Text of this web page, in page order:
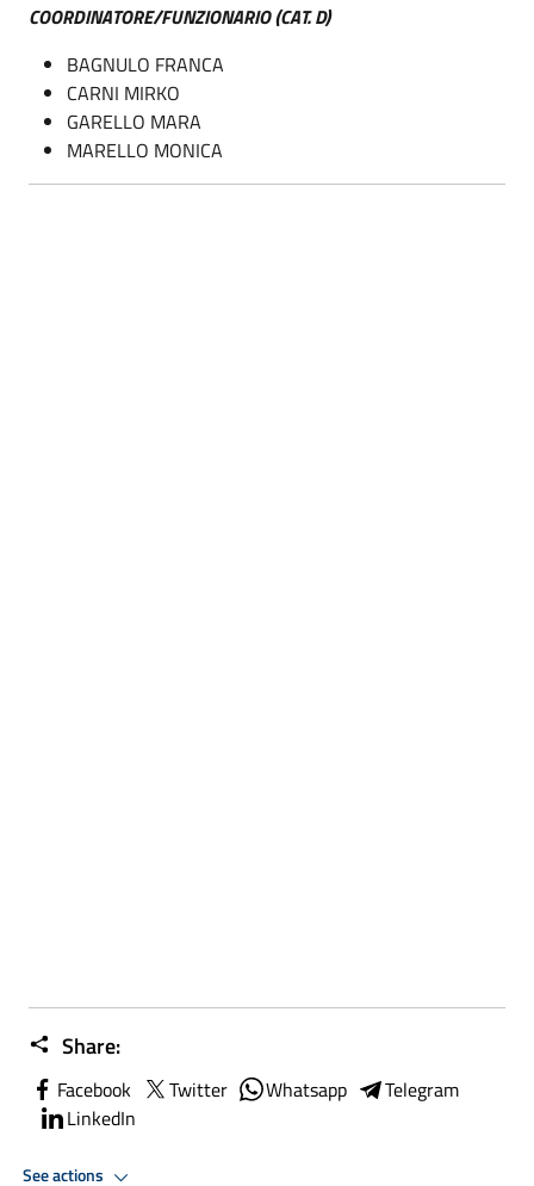
COORDINATORE/FUNZIONARIO (CAT. D)
BAGNULO FRANCA
CARNI MIRKO
GARELLO MARA
MARELLO MONICA
Share:
Facebook Twitter Whatsapp
Telegram
LinkedIn
See actions